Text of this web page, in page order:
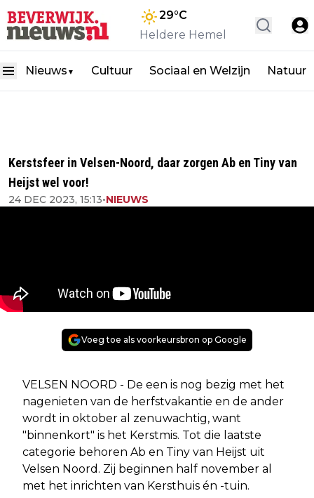
29°C
Heldere Hemel
Nieuws ▼ Cultuur Sociaal en Welzijn Natuur
Kerstsfeer in Velsen-Noord, daar zorgen Ab en Tiny van
Heijst wel voor!
24 DEC 2023, 15:13•NIEUWS
Voeg toe als voorkeursbron op Google
VELSEN NOORD - De een is nog bezig met het
nagenieten van de herfstvakantie en de ander
wordt in oktober al zenuwachtig, want
"binnenkort" is het Kerstmis. Tot die laatste
categorie behoren Ab en Tiny van Heijst uit
Velsen Noord. Zij beginnen half november al
met het inrichten van Kersthuis én -tuin.